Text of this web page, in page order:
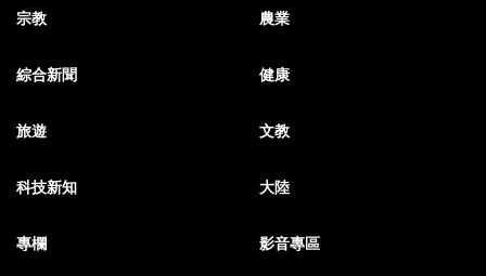
宗教 農業
綜合新聞 健康
旅遊 文教
科技新知 大陸
專欄 影音專區